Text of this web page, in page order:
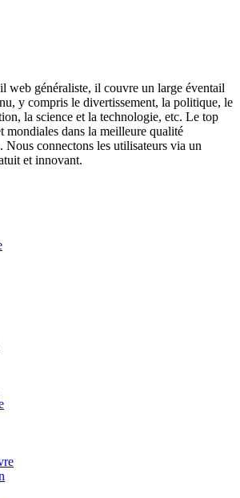
web généraliste, il couvre un large éventail
y compris le divertissement, la politique, le
la science et la technologie, etc. Le top
mondiales dans la meilleure qualité
Nous connectons les utilisateurs via un
et innovant.